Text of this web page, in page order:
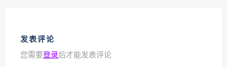
发表评论
您需要登录后才能发表评论